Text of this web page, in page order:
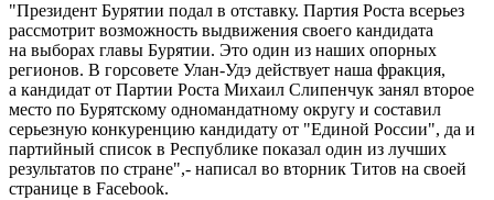
"Президент Бурятии подал в отставку. Партия Роста всерьез
рассмотрит возможность выдвижения своего кандидата
на выборах главы Бурятии. Это один из наших опорных
регионов. В горсовете Улан-Удэ действует наша фракция,
а кандидат от Партии Роста Михаил Слипенчук занял второе
место по Бурятскому одномандатному округу и составил
серьезную конкуренцию кандидату от "Единой России", да и
партийный список в Республике показал один из лучших
результатов по стране",- написал во вторник Титов на своей
странице в Facebook.